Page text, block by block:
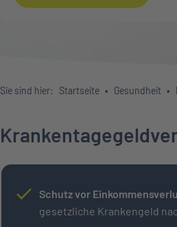
Sie sind hier: Startseite Gesundheit
Schutz vor
gesetzliche Krankengeld